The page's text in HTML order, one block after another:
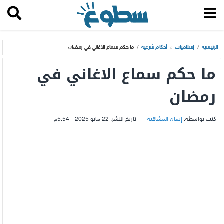
الرئيسية / إسلاميات ، أحكام شرعية / ما حكم سماع الاغاني في رمضان
ما حكم سماع الاغاني في
رمضان
كتب بواسطة: إيمان المشاقبة – تاريخ النشر: 22 مايو 2025 - 5:54م